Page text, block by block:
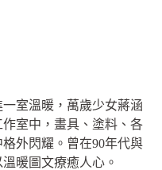
室溫暖，萬歲少女蔣涵
室中，畫具、塗料、各
外閃耀。曾在90年代與
暖圖文療癒人心。